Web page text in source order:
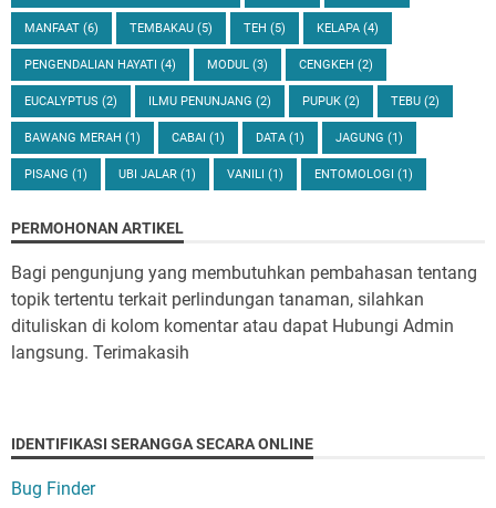
MANFAAT (6) TEMBAKAU (5) TEH (5) KELAPA (4)
PENGENDALIAN HAYATI (4) MODUL (3) CENGKEH (2)
EUCALYPTUS (2) ILMU PENUNJANG (2) PUPUK (2) TEBU (2)
BAWANG MERAH (1) CABAI (1) DATA (1) JAGUNG (1)
PISANG (1) UBI JALAR (1) VANILI (1) ENTOMOLOGI (1)
PERMOHONAN ARTIKEL
Bagi pengunjung yang membutuhkan pembahasan tentang
topik tertentu terkait perlindungan tanaman, silahkan
dituliskan di kolom komentar atau dapat Hubungi Admin
langsung. Terimakasih
IDENTIFIKASI SERANGGA SECARA ONLINE
Bug Finder